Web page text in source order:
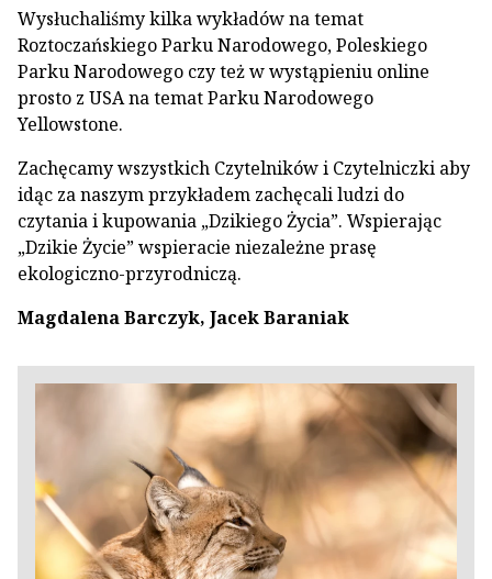
Wysłuchaliśmy kilka wykładów na temat
Roztoczańskiego Parku Narodowego, Poleskiego
Parku Narodowego czy też w wystąpieniu online
prosto z USA na temat Parku Narodowego
Yellowstone.
Zachęcamy wszystkich Czytelników i Czytelniczki aby
idąc za naszym przykładem zachęcali ludzi do
czytania i kupowania „Dzikiego Życia”. Wspierając
„Dzikie Życie” wspieracie niezależne prasę
ekologiczno-przyrodniczą.
Magdalena Barczyk, Jacek Baraniak